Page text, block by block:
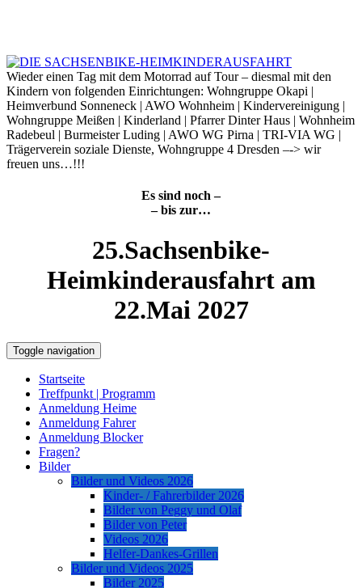
Wieder einen Tag mit dem Motorrad auf Tour – diesmal mit den
Kindern von folgenden Einrichtungen: Wohngruppe Okapi |
Heimverbund Sonneneck | AWO Wohnheim | Kindervereinigung |
Wohngruppe Meißen | Kinderland | Pfarrer Dinter Haus | Wohnheim
Radebeul | Burmeister Luding | AWO WG Pirna | TRI-VIA WG |
Trägerverein soziale Dienste, Wohngruppe 4 Dresden –-> wir
freuen uns…!!!
Es sind noch –
– bis zur…
25.Sachsenbike-
Heimkinderausfahrt am
22.Mai 2027
Toggle navigation
Startseite
Treffpunkt | Programm
Anmeldung Heime
Anmeldung Fahrer
Anmeldung Blocker
Fragen?
Bilder
Bilder und Videos 2026
Kinder- / Fahrerbilder 2026
Bilder von Peggy und Olaf
Bilder von Peter
Videos 2026
Helfer-Dankes-Grillen
Bilder und Videos 2025
Bilder 2025